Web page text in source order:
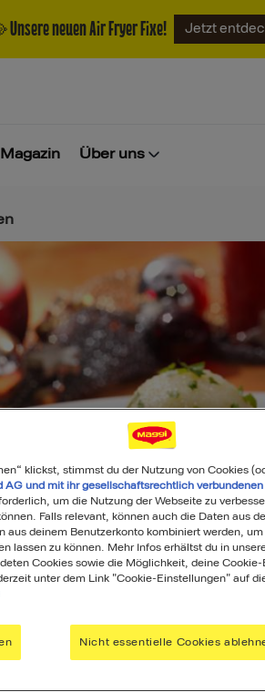
Unsere neuen Air Fryer Fixe! Jetzt
Magazin Über uns
klickst, stimmst du der Nutzung von Cookies
AG und mit ihr gesellschaftsrechtlich
um die Nutzung der Webseite zu
Falls relevant, können auch die Daten aus
aus deinem Benutzerkonto kombiniert werden,
lassen zu können. Mehr Infos erhältst du in
Cookies sowie die Möglichkeit, deine
unter dem Link "Cookie-Einstellungen" auf
Nicht essentielle Cookies